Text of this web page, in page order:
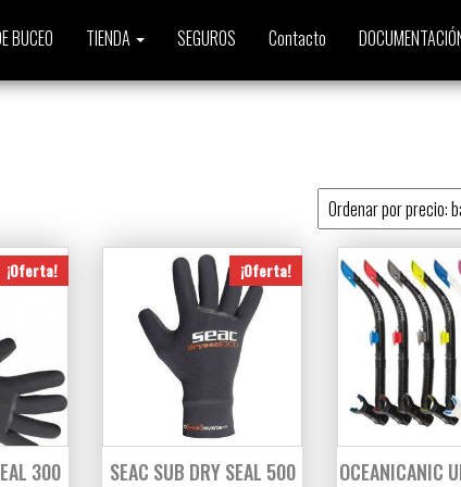
BUCEO TIENDA SEGUROS Contacto
¡Oferta!
300
¡Oferta!
SEAC SUB DRY SEAL 500
OCEANICANIC